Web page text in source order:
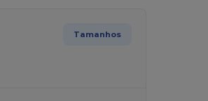
Tamanhos